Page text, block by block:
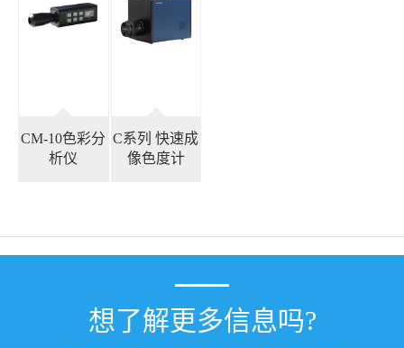
CM-10色彩分
析仪
C系列 快速成
像色度计
想了解更多信息吗?